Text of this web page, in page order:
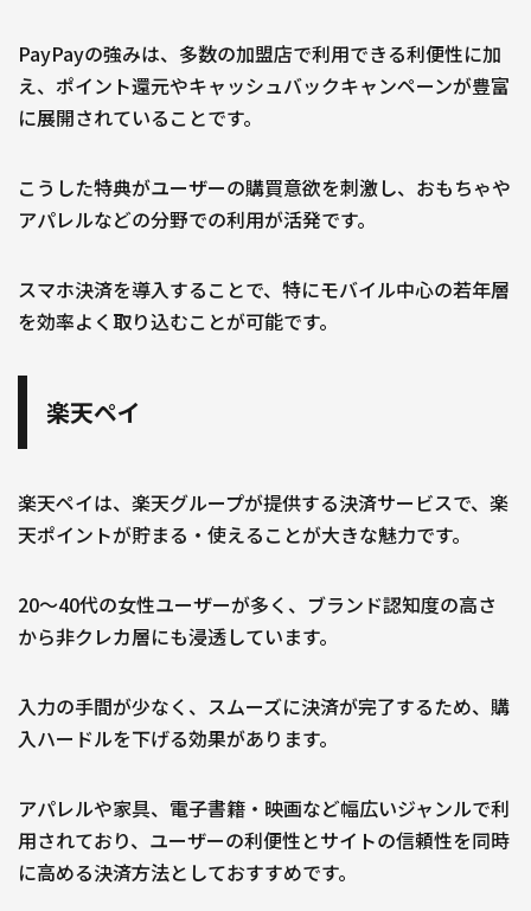
PayPayの強みは、多数の加盟店で利用できる利便性に加
え、ポイント還元やキャッシュバックキャンペーンが豊富
に展開されていることです。
こうした特典がユーザーの購買意欲を刺激し、おもちゃや
アパレルなどの分野での利用が活発です。
スマホ決済を導入することで、特にモバイル中心の若年層
を効率よく取り込むことが可能です。
楽天ペイ
楽天ペイは、楽天グループが提供する決済サービスで、楽
天ポイントが貯まる・使えることが大きな魅力です。
20〜40代の女性ユーザーが多く、ブランド認知度の高さ
から非クレカ層にも浸透しています。
入力の手間が少なく、スムーズに決済が完了するため、購
入ハードルを下げる効果があります。
アパレルや家具、電子書籍・映画など幅広いジャンルで利
用されており、ユーザーの利便性とサイトの信頼性を同時
に高める決済方法としておすすめです。